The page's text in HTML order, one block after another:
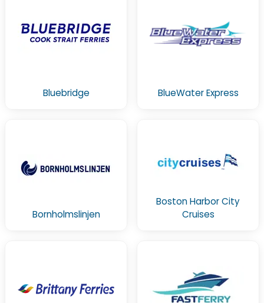
Bluebridge BlueWater Express
Bornholmslinjen
Boston Harbor City
Cruises